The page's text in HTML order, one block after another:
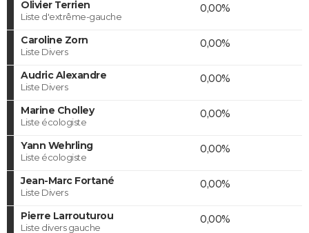
Olivier Terrien
Liste d'extrême-gauche
0,00%
Caroline Zorn
Liste Divers
0,00%
Audric Alexandre
Liste Divers
0,00%
Marine Cholley
Liste écologiste
0,00%
Yann Wehrling
Liste écologiste
0,00%
Jean-Marc Fortané
Liste Divers
0,00%
Pierre Larrouturou
Liste divers gauche
0,00%